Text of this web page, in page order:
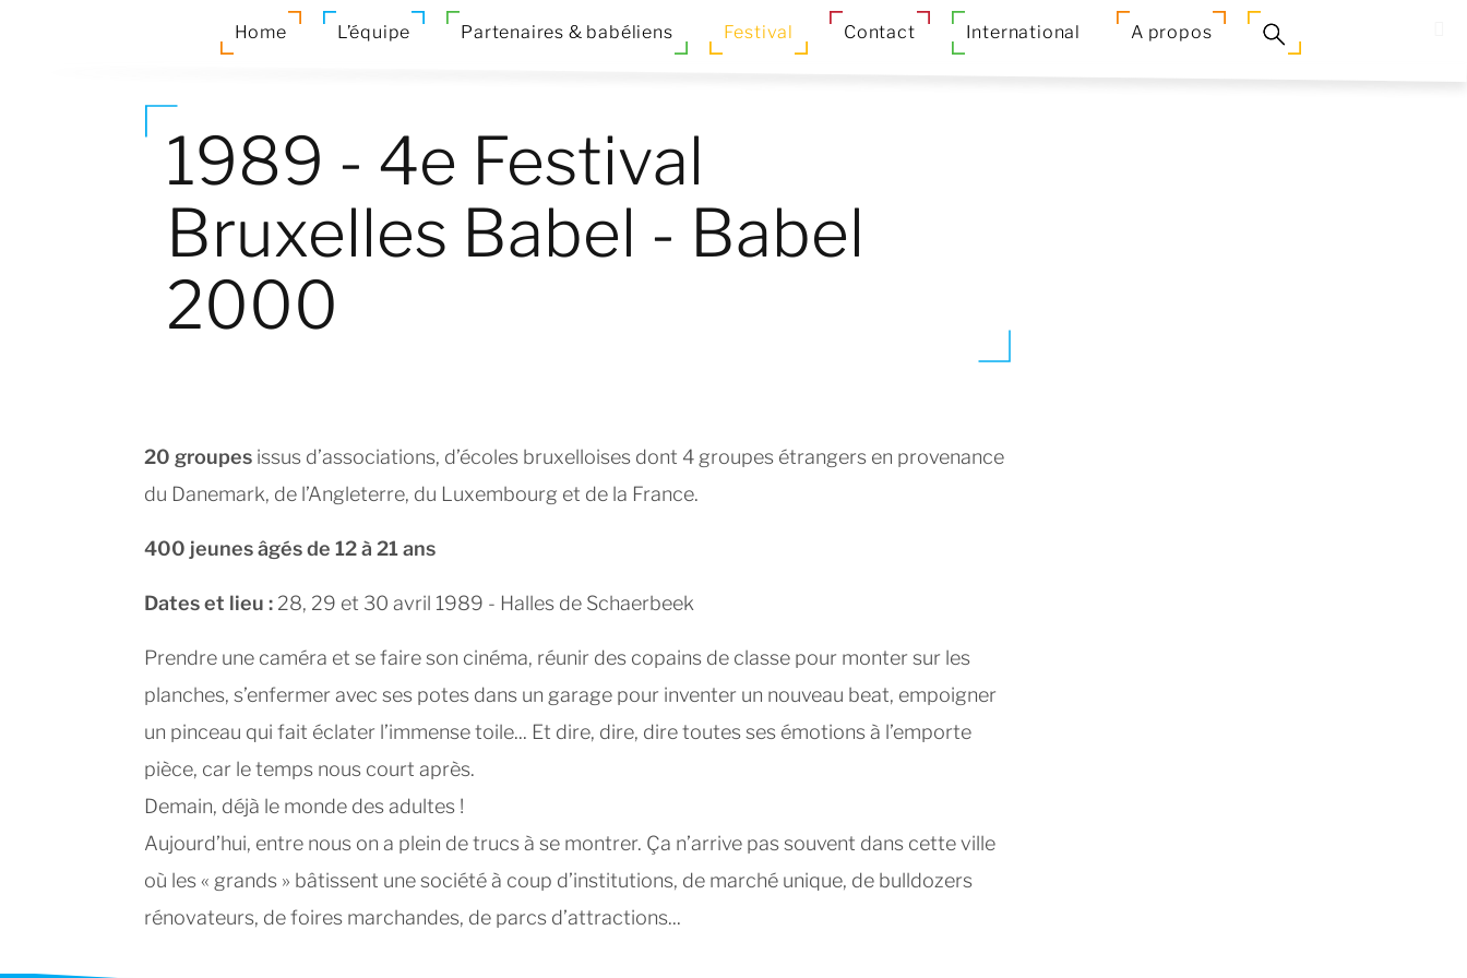
Home L’équipe Partenaires & babéliens Festival Contact International A propos
1989 - 4e Festival
Bruxelles Babel - Babel
2000
20 groupes issus d’associations, d’écoles bruxelloises dont 4 groupes étrangers en provenance
du Danemark, de l’Angleterre, du Luxembourg et de la France.
400 jeunes âgés de 12 à 21 ans
Dates et lieu : 28, 29 et 30 avril 1989 - Halles de Schaerbeek
Prendre une caméra et se faire son cinéma, réunir des copains de classe pour monter sur les
planches, s’enfermer avec ses potes dans un garage pour inventer un nouveau beat, empoigner
un pinceau qui fait éclater l’immense toile... Et dire, dire, dire toutes ses émotions à l’emporte
pièce, car le temps nous court après.
Demain, déjà le monde des adultes !
Aujourd’hui, entre nous on a plein de trucs à se montrer. Ça n’arrive pas souvent dans cette ville
où les « grands » bâtissent une société à coup d’institutions, de marché unique, de bulldozers
rénovateurs, de foires marchandes, de parcs d’attractions...